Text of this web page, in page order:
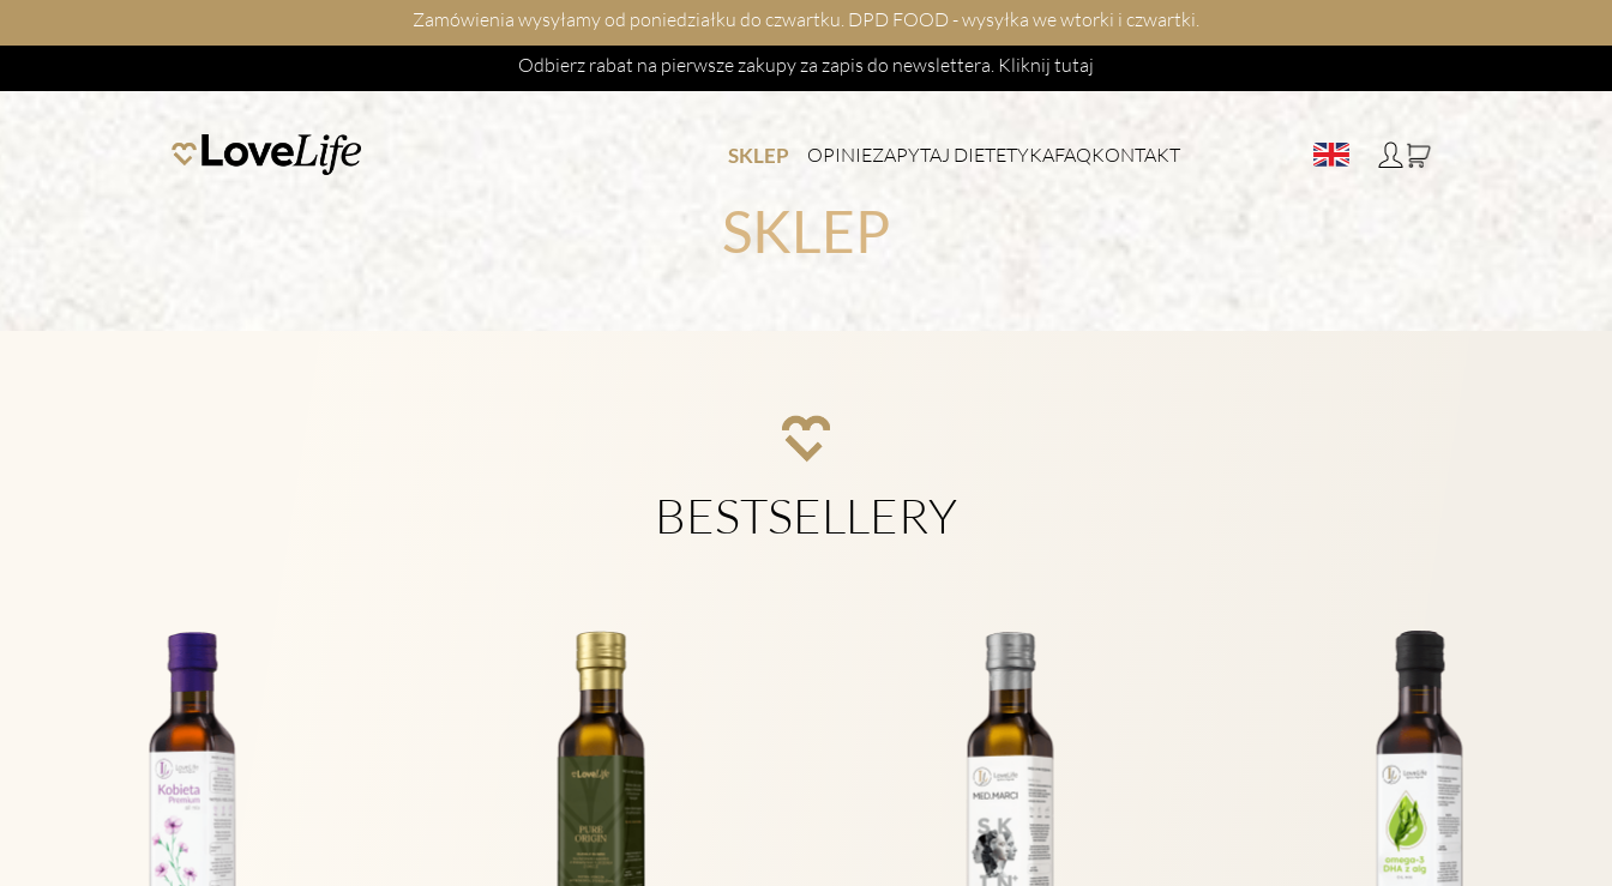
Zamówienia wysyłamy od poniedziałku do czwartku. DPD FOOD - wysyłka we wtorki i czwartki.
Odbierz rabat na pierwsze zakupy za zapis do newslettera. Kliknij tutaj
SKLEP OPINIEZAPYTAJ DIETETYKAFAQKONTAKT
SKLEP
BESTSELLERY